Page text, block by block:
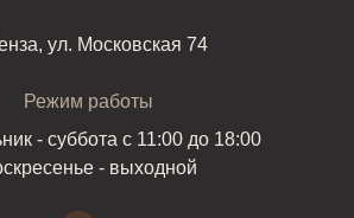
ул. Московская 74
Режим работы
- суббота с 11:00 до 18:00
- выходной